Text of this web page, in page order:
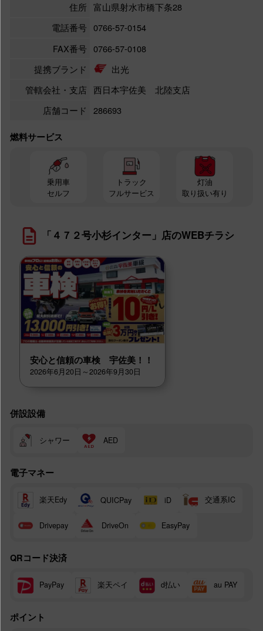
住所 富山県射水市橋下条28
電話番号 0766-57-0154
FAX番号 0766-57-0108
提携ブランド
出光
管轄会社・支店 西日本宇佐美 北陸支店
店舗コード
286693
燃料サービス
乗用車
セルフ
トラック
フルサービス
灯油
取り扱い有り
「４７２号小杉インター」店のWEBチラシ
安心と信頼の車検 宇佐美！！
2026年6月20日～2026年9月30日
併設設備
シャワー AED
電子マネー
楽天Edy QUICPay iD 交通系IC
Drivepay DriveOn EasyPay
QRコード決済
PayPay 楽天ペイ d払い au PAY
ポイント